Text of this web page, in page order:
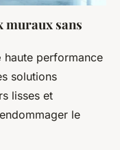
muraux sans
haute performance
solutions
lisses et
le